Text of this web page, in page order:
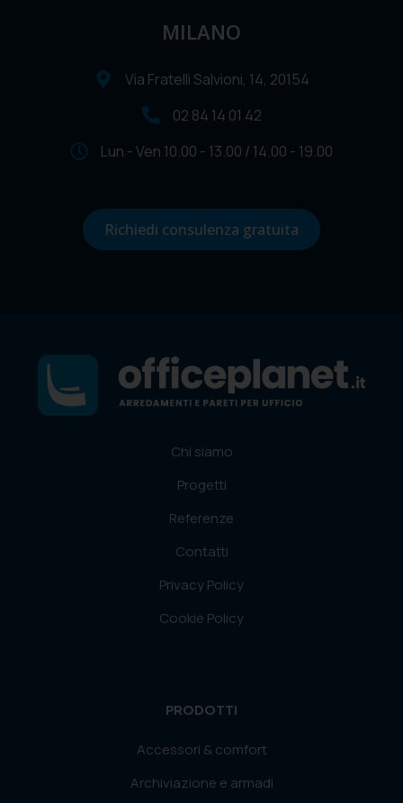
MILANO
Via Fratelli Salvioni, 14, 20154
02 84 14 01 42
Lun - Ven 10.00 - 13.00 / 14.00 - 19.00
Richiedi consulenza gratuita
Chi siamo
Progetti
Referenze
Contatti
Privacy Policy
Cookie Policy
PRODOTTI
Accessori & comfort
Archiviazione e armadi